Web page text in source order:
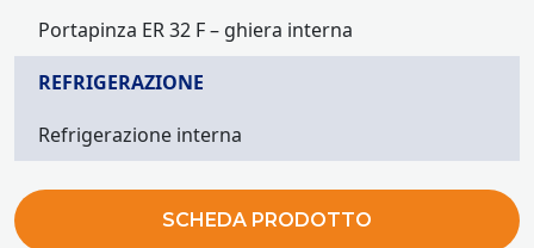
Portapinza ER 32 F – ghiera interna
REFRIGERAZIONE
Refrigerazione interna
SCHEDA PRODOTTO